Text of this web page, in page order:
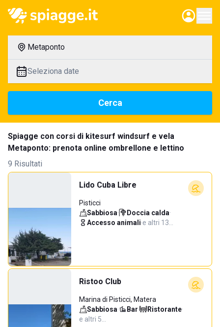
Metaponto
Seleziona date
Cerca
Spiagge con corsi di kitesurf windsurf e vela
Metaponto: prenota online ombrellone e lettino
9 Risultati
Lido Cuba Libre
Pisticci
Sabbiosa· Doccia calda·
Accesso animali·e altri 13…
Ristoo Club
Marina di Pisticci, Matera
Sabbiosa· Bar· Ristorante·
e altri 5…